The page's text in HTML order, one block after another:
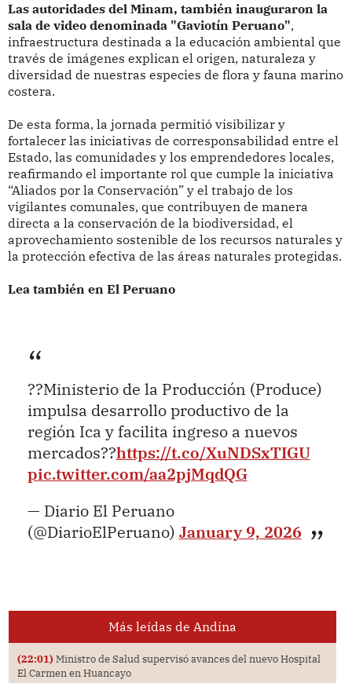
Las autoridades del Minam, también inauguraron la
sala de video denominada "Gaviotín Peruano",
infraestructura destinada a la educación ambiental que
través de imágenes explican el origen, naturaleza y
diversidad de nuestras especies de flora y fauna marino
costera.
De esta forma, la jornada permitió visibilizar y
fortalecer las iniciativas de corresponsabilidad entre el
Estado, las comunidades y los emprendedores locales,
reafirmando el importante rol que cumple la iniciativa
“Aliados por la Conservación” y el trabajo de los
vigilantes comunales, que contribuyen de manera
directa a la conservación de la biodiversidad, el
aprovechamiento sostenible de los recursos naturales y
la protección efectiva de las áreas naturales protegidas.
Lea también en El Peruano
??Ministerio de la Producción (Produce)
impulsa desarrollo productivo de la
región Ica y facilita ingreso a nuevos
mercados??https://t.co/XuNDSxTIGU
pic.twitter.com/aa2pjMqdQG
— Diario El Peruano
(@DiarioElPeruano) January 9, 2026
Más leídas de Andina
(22:01) Ministro de Salud supervisó avances del nuevo Hospital
El Carmen en Huancayo